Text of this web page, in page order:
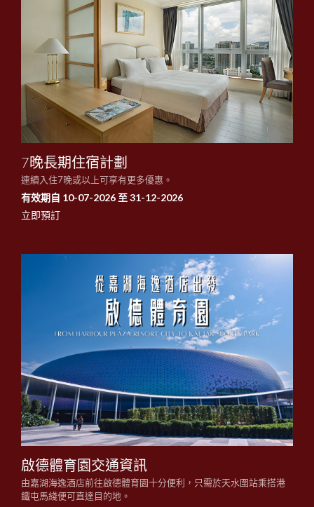
7晚長期住宿計劃
連續入住7晚或以上可享有更多優惠。
有效期自 10-07-2026 至 31-12-2026
立即預訂
啟德體育園交通資訊
由嘉湖海逸酒店前往啟德體育園十分便利，只需於天水圍站乘搭港
鐵屯馬綫便可直達目的地。